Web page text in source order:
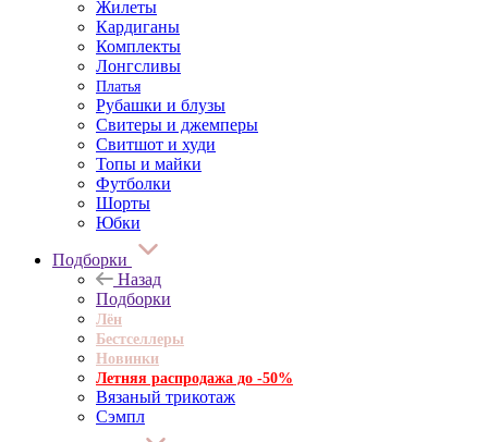
Жилеты
Кардиганы
Комплекты
Лонгсливы
Платья
Рубашки и блузы
Свитеры и джемперы
Свитшот и худи
Топы и майки
Футболки
Шорты
Юбки
Подборки
Назад
Подборки
Лён
Бестселлеры
Новинки
Летняя распродажа до -50%
Вязаный трикотаж
Сэмпл